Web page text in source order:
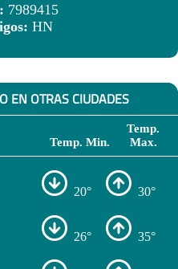
7989415
HN
EN OTRAS CIUDADES
Temp. Min.
Temp.
Max.
20° 30°
26° 35°